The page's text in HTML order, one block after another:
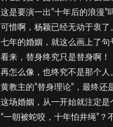
这是要演一出”十年后的浪漫”
可惜啊，杨颖已经无动于衷了
七年的婚姻，就这么画上了句
看来，替身终究只是替身啊！
再怎么像，也终究不是那个人
黄教主的”替身理论”，最终还
这场婚姻，从一开始就注定是
“一朝被蛇咬，十年怕井绳”？